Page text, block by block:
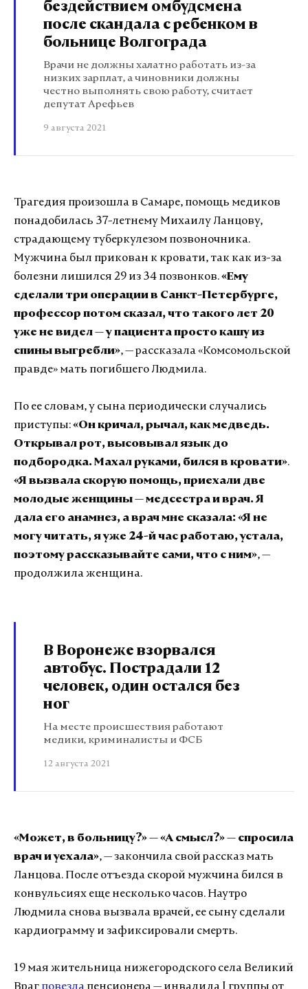
бездействием омбудсмена
после скандала с ребенком в
больнице Волгограда
Врачи не должны халатно работать из-за
низких зарплат, а чиновники должны
честно выполнять свою работу, считает
депутат Арефьев
9 августа 2021
Трагедия произошла в Самаре, помощь медиков
понадобилась 37-летнему Михаилу Ланцову,
страдающему туберкулезом позвоночника.
Мужчина был прикован к кровати, так как из-за
болезни лишился 29 из 34 позвонков.«Ему
сделали три операции в Санкт-Петербурге,
профессор потом сказал, что такого лет 20
уже не видел — у пациента просто кашу из
спины выгребли», — рассказала «Комсомольской
правде» мать погибшего Людмила.
По ее словам, у сына периодически случались
приступы:«Он кричал, рычал, как медведь.
Открывал рот, высовывал язык до
подбородка. Махал руками, бился в кровати».
«Я вызвала скорую помощь, приехали две
молодые женщины — медсестра и врач. Я
дала его анамнез, а врач мне сказала: «Я не
могу читать, я уже 24-й час работаю, устала,
поэтому рассказывайте сами, что с ним», —
продолжила женщина.
В Воронеже взорвался
автобус. Пострадали 12
человек, один остался без
ног
На месте происшествия работают
медики, криминалисты и ФСБ
12 августа 2021
«Может, в больницу?» — «А смысл?» — спросила
врач и уехала», — закончила свой рассказ мать
Ланцова. После отъезда скорой мужчина бился в
конвульсиях еще несколько часов. Наутро
Людмила снова вызвала врачей, ее сыну сделали
кардиограмму и зафиксировали смерть.
19 мая жительница нижегородского села Великий